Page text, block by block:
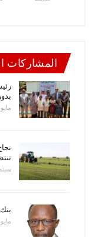
المشاركات
مايو 11, 2026
سبتمبر
مايو 29, 2024